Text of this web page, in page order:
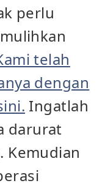
perlu
telah
dengan
Ingatlah
darurat
Kemudian